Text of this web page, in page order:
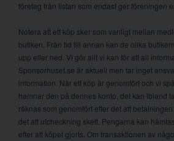
företag från listan som endast ger föreningen
Notera att ett köp sker som vanligt mellan
butiken. Från tid till annan kan de olika
upp eller ned. Vi gör allt vi kan för att all
Sponsorhuset.se är aktuell men tar inget
information. När ett köp är genomfört och vi
hamnar den på dennes konto, det kan ibland
räknas som genomfört efter det att
det att utcheckning skett. Pengarna kan
efter att köpet gjorts. Om transaktionen av